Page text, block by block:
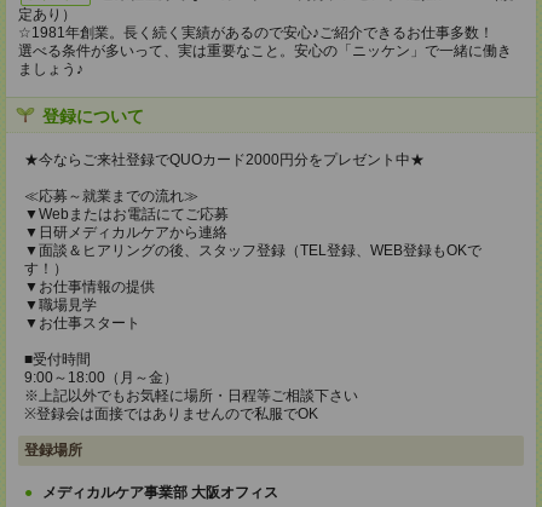
定あり）
☆1981年創業。長く続く実績があるので安心♪ご紹介できるお仕事多数！
選べる条件が多いって、実は重要なこと。安心の「ニッケン」で一緒に働き
ましょう♪
登録について
★今ならご来社登録でQUOカード2000円分をプレゼント中★
≪応募～就業までの流れ≫
▼Webまたはお電話にてご応募
▼日研メディカルケアから連絡
▼面談＆ヒアリングの後、スタッフ登録（TEL登録、WEB登録もOKで
す！）
▼お仕事情報の提供
▼職場見学
▼お仕事スタート
■受付時間
9:00～18:00（月～金）
※上記以外でもお気軽に場所・日程等ご相談下さい
※登録会は面接ではありませんので私服でOK
登録場所
メディカルケア事業部 大阪オフィス